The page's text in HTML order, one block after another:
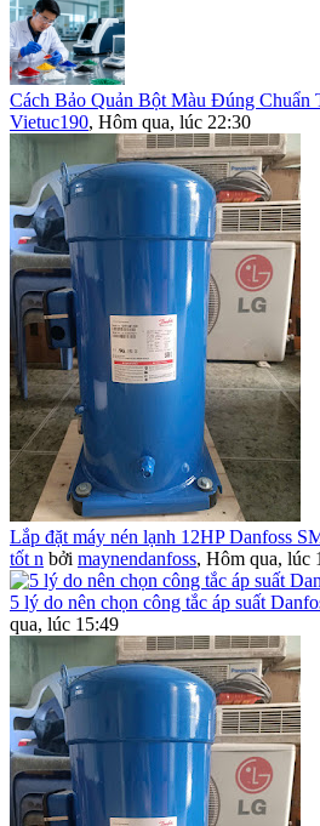
Cách Bảo Quản Bột Màu Đúng Chuẩn
Vietuc190, Hôm qua, lúc 22:30
Lắp đặt máy nén lạnh 12HP Danfoss
tốt n bởi maynendanfoss, Hôm qua, lúc
5 lý do nên chọn công tắc áp suất
qua, lúc 15:49